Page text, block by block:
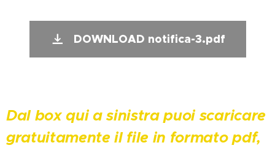
DOWNLOAD notifica-3.pdf
Dal box qui a sinistra puoi scaricare
gratuitamente il file in formato pdf,